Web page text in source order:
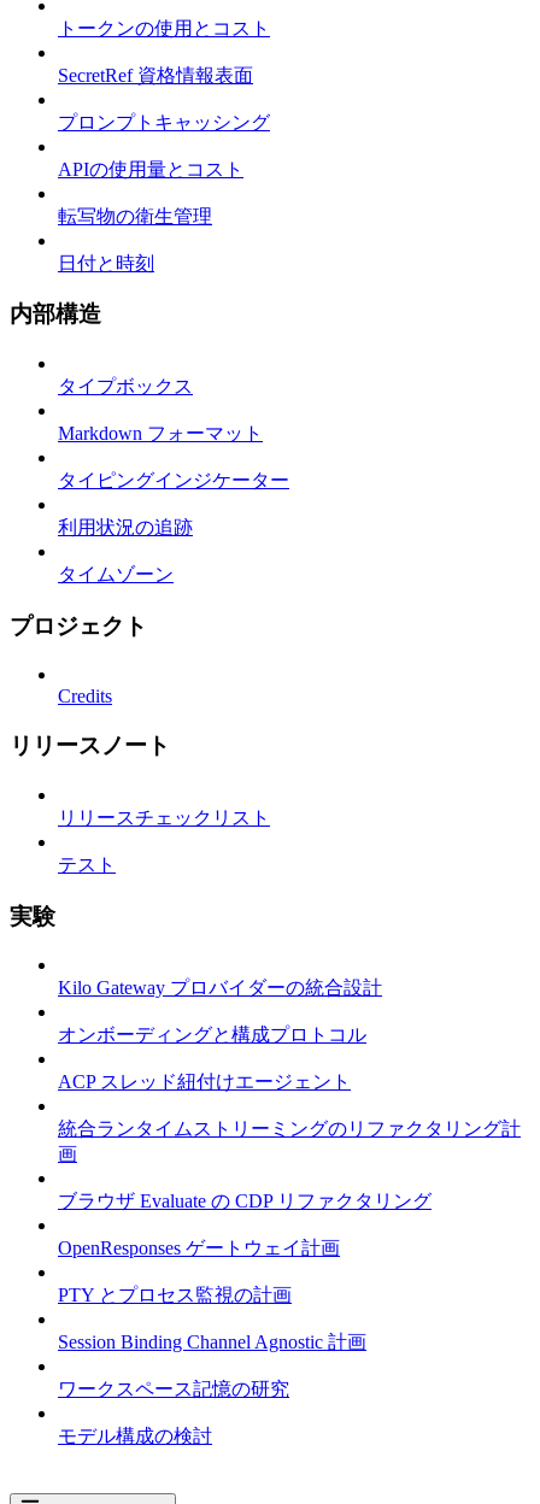
トークンの使用とコスト
SecretRef 資格情報表面
プロンプトキャッシング
APIの使用量とコスト
転写物の衛生管理
日付と時刻
内部構造
タイプボックス
Markdown フォーマット
タイピングインジケーター
利用状況の追跡
タイムゾーン
プロジェクト
Credits
リリースノート
リリースチェックリスト
テスト
実験
Kilo Gateway プロバイダーの統合設計
オンボーディングと構成プロトコル
ACP スレッド紐付けエージェント
統合ランタイムストリーミングのリファクタリング計
画
ブラウザ Evaluate の CDP リファクタリング
OpenResponses ゲートウェイ計画
PTY とプロセス監視の計画
Session Binding Channel Agnostic 計画
ワークスペース記憶の研究
モデル構成の検討